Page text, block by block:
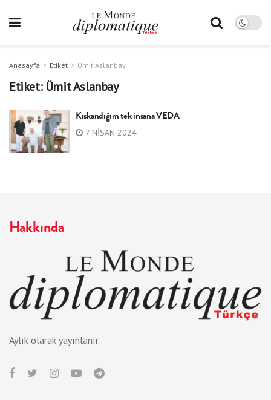
Anasayfa Etiket Ümit Aslanbay
Etiket: Ümit Aslanbay
Kıskandığım tek insana VEDA
7 NISAN 2024
Hakkında
Aylık olarak yayınlanır.